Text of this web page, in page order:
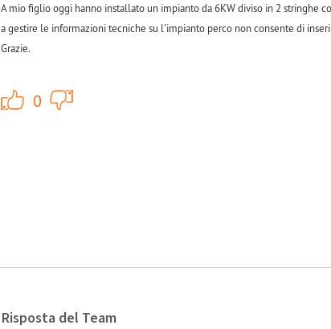
A mio figlio oggi hanno installato un impianto da 6KW diviso in 2 stringhe
a gestire le informazioni tecniche su l'impianto perco non consente di
Grazie.
0
Risposta del Team